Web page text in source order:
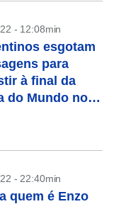
- 12:08min
esgotam
para
à final da
do Mundo no
- 22:40min
quem é Enzo